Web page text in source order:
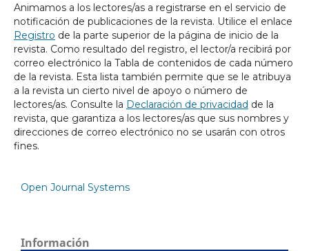
Animamos a los lectores/as a registrarse en el servicio de
notificación de publicaciones de la revista. Utilice el enlace
Registro de la parte superior de la página de inicio de la
revista. Como resultado del registro, el lector/a recibirá por
correo electrónico la Tabla de contenidos de cada número
de la revista. Esta lista también permite que se le atribuya
a la revista un cierto nivel de apoyo o número de
lectores/as. Consulte la Declaración de privacidad de la
revista, que garantiza a los lectores/as que sus nombres y
direcciones de correo electrónico no se usarán con otros
fines.
Open Journal Systems
Información